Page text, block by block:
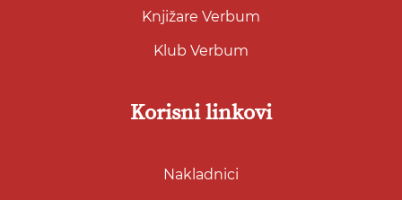
Knjižare Verbum
Klub Verbum
Korisni linkovi
Nakladnici